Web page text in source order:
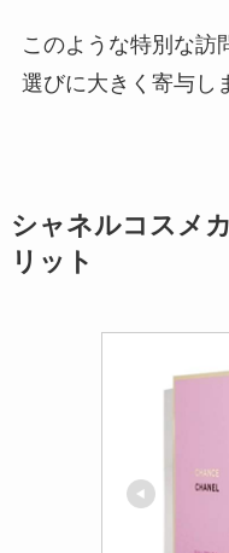
このような特別な訪
選びに大きく寄与し
シャネルコスメ
リット